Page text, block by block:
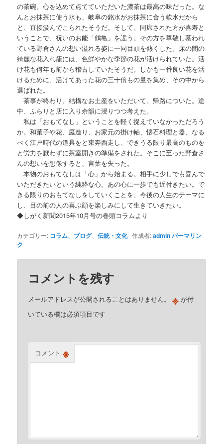
の茶碗。心を込めて点てていただいた濃茶は最高の味だった。な
んとお抹茶に使う水も、岐阜の銘水がお抹茶に合う軟水だから
と、直接汲んでこられたそうだ。そして、同席された方が喜寿と
いうことで、祝いのお能「鶴亀」を謡う。その方を尊敬し慕われ
ている野倉さんの想い溢れる姿に一同目頭を熱くした。床の間の
綺麗な花入れ籠には、色鮮やかな季節の花が活けられていた。活
け花も何年も前から稽古していたそうだ。しかも一番良い花を活
けるために、活けてあった花の三十倍もの量を集め、その中から
選ばれた。
茶事が終わり、結構なお土産をいただいて、帰路についた。途
中、ふらりと店に入り余韻に浸りつつ考えた。
私は「おもてなし」ということを軽く捉えていなかっただろう
か。和菓子や花、庭造り、お家元の掛け軸、懐石料理と器、なる
べく江戸時代の道具をと東奔西走し、できうる限り最高のものを
と労力を厭わずに茶室開きの準備をされた。そこに至った野倉さ
んの想いを想像すると、言葉を失った。
本物のおもてなしは「心」から始まる。相手に少しでも喜んで
いただきたいという純粋な心。あの心に一歩でも近付きたい。で
きる限りのおもてなしをしていくことを、今後の人生のテーマに
し、目の前の人の喜ぶ顔を楽しみにして生きていきたい。
◆しがく新聞2015年10月号の巻頭コラムより
カテゴリー: コラム ブログ、伝統・文化作成者:adminパーマリン
ク
コメントを残す
メールアドレスが公開されることはありません。 ※ が付
いている欄は必須項目です
コメント ※